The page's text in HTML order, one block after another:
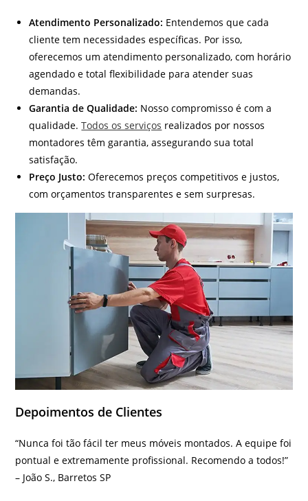
Atendimento Personalizado: Entendemos que cada
cliente tem necessidades específicas. Por isso,
oferecemos um atendimento personalizado, com horário
agendado e total flexibilidade para atender suas
demandas.
Garantia de Qualidade: Nosso compromisso é com a
qualidade.Todos os serviços realizados por nossos
montadores têm garantia, assegurando sua total
satisfação.
Preço Justo: Oferecemos preços competitivos e justos,
com orçamentos transparentes e sem surpresas.
Depoimentos de Clientes
“Nunca foi tão fácil ter meus móveis montados. A equipe foi
pontual e extremamente profissional. Recomendo a todos!”
– João S., Barretos SP